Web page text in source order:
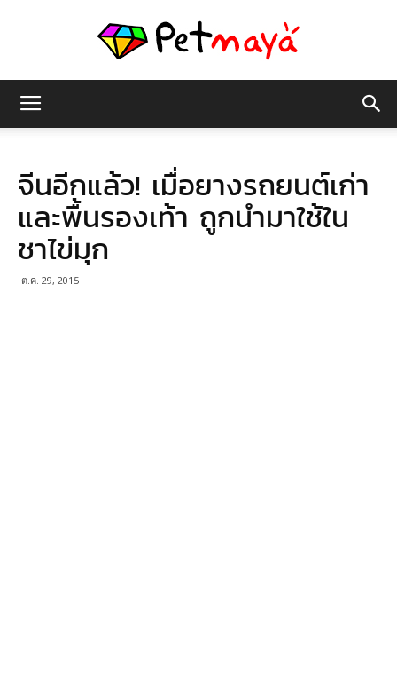
มายา
จีนอีกแล้ว! เมื่อยางรถยนต์เก่า
และพื้นรองเท้า ถูกนำมาใช้ใน
ชาไข่มุก
ต.ค. 29, 2015